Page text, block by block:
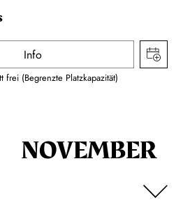
Info
frei (Begrenzte Platzkapazität)
NOVEMBER